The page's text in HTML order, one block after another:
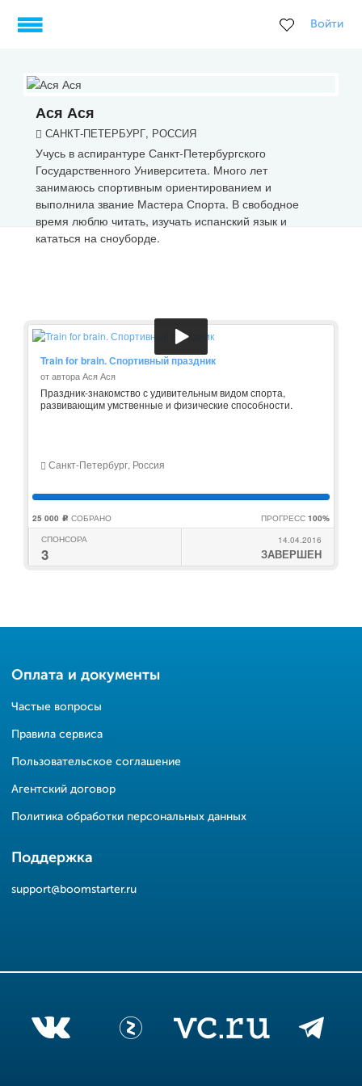
Войти
Ася Ася
САНКТ-ПЕТЕРБУРГ, РОССИЯ
Учусь в аспирантуре Санкт-Петербургского
Государственного Университета. Много лет
занимаюсь спортивным ориентированием и
выполнила звание Мастера Спорта. В свободное
время люблю читать, изучать испанский язык и
кататься на сноуборде.
Train for brain. Спортивный праздник
от автора Ася Ася
Праздник-знакомство с удивительным видом спорта,
развивающим умственные и физические способности.
Санкт-Петербург, Россия
25 000 c СОБРАНО ПРОГРЕСС 100%
СПОНСОРА
3
14.04.2016
ЗАВЕРШЕН
Оплата и документы
Частые вопросы
Правила сервиса
Пользовательское соглашение
Агентский договор
Политика обработки персональных данных
Поддержка
support@boomstarter.ru